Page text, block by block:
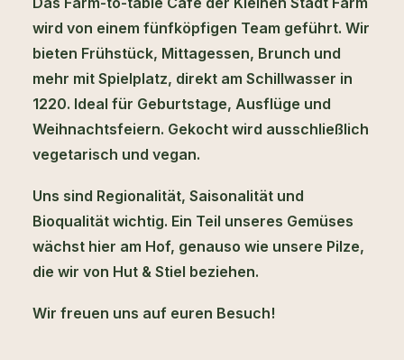
wird von einem fünfköpfigen Team geführt. Wir
bieten Frühstück, Mittagessen, Brunch und
mehr mit Spielplatz, direkt am Schillwasser in
1220. Ideal für Geburtstage, Ausflüge und
Weihnachtsfeiern. Gekocht wird ausschließlich
vegetarisch und vegan.
Uns sind Regionalität, Saisonalität und
Bioqualität wichtig. Ein Teil unseres Gemüses
wächst hier am Hof, genauso wie unsere Pilze,
die wir von Hut & Stiel beziehen.
Wir freuen uns auf euren Besuch!